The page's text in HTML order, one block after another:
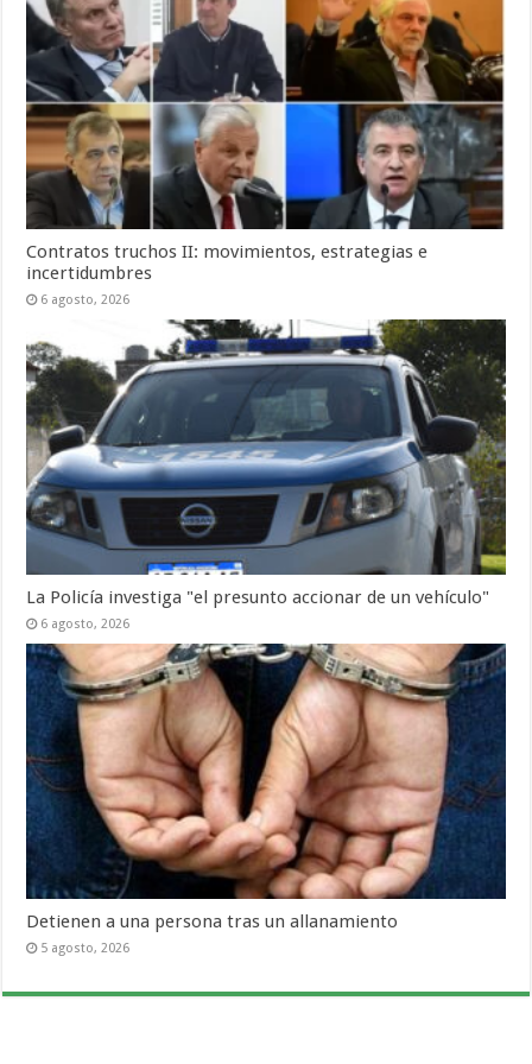
Contratos truchos II: movimientos, estrategias e
incertidumbres
6 agosto, 2026
La Policía investiga "el presunto accionar de un vehículo"
6 agosto, 2026
Detienen a una persona tras un allanamiento
5 agosto, 2026